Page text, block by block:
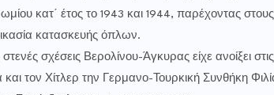
κατ΄ έτος το 1943 και 1944, παρέχοντας
κατασκευής όπλων.
σχέσεις Βερολίνου-Άγκυρας είχε ανοίξει
και τον Χίτλερ την Γερμανο-Τουρκική Συνθήκη